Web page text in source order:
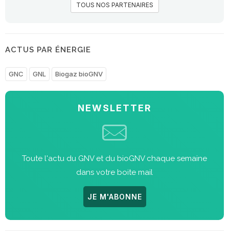
TOUS NOS PARTENAIRES
ACTUS PAR ÉNERGIE
GNC GNL Biogaz bioGNV
NEWSLETTER
Toute l'actu du GNV et du bioGNV chaque semaine
dans votre boite mail
JE M'ABONNE